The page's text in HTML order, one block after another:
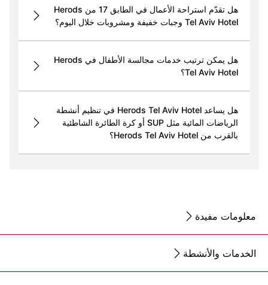
هل تقدّم استراحة الأعمال في الطابق 17 من Herods
Tel Aviv Hotel وجبات خفيفة ومشروبات خلال اليوم؟
هل يمكن ترتيب خدمات مجالسة الأطفال في Herods
Tel Aviv Hotel؟
هل يساعد Herods Tel Aviv Hotel في تنظيم أنشطة
الرياضات المائية مثل SUP أو كرة الطائرة الشاطئية
بالقرب من Herods Tel Aviv Hotel؟
معلومات مفيدة
الخدمات والأنشطة